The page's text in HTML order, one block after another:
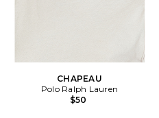
CHAPEAU
Polo Ralph Lauren
$50